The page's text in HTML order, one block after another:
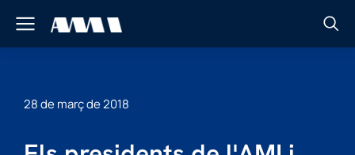
28 de març de 2018